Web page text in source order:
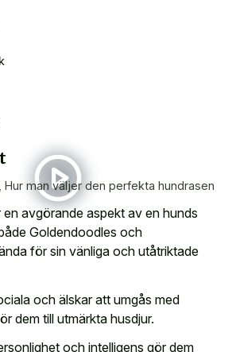
Hur man väljer den perfekta hundrasen
avgörande aspekt av en hunds
Goldendoodles och
för sin vänliga och utåtriktade
och älskar att umgås med
dem till utmärkta husdjur.
och intelligens gör dem